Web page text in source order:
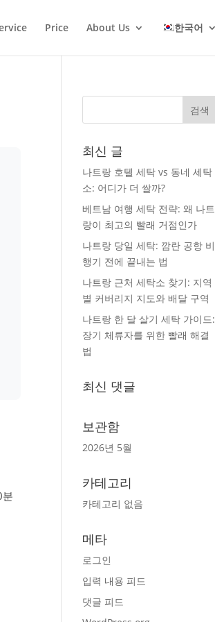
Price About Us 한국어
최신 글
나트랑 호텔 세탁 vs 동네 세탁
소: 어디가 더 쌀까?
베트남 여행 세탁 전략: 왜 나트
랑이 최고의 빨래 거점인가
나트랑 당일 세탁: 깜란 공항 비
행기 전에 끝내는 법
나트랑 근처 세탁소 찾기: 지역
별 커버리지 지도와 배달 구역
나트랑 한 달 살기 세탁 가이드:
장기 체류자를 위한 빨래 해결
법
최신 댓글
보관함
2026년 5월
카테고리
카테고리 없음
메타
로그인
입력 내용 피드
댓글 피드